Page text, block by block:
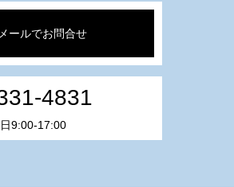
メールでお問合せ
4831
9:00-17:00